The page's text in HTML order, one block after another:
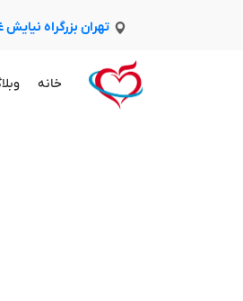
تهران بزرگراه
خانه